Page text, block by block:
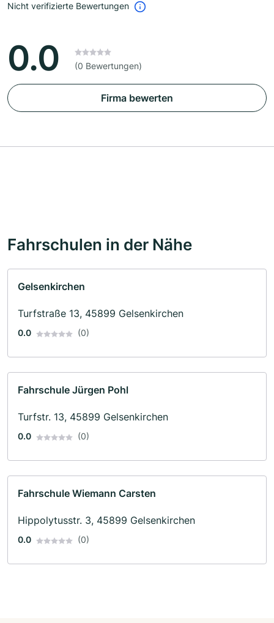
Nicht verifizierte Bewertungen
0.0 (0 Bewertungen)
Firma bewerten
Fahrschulen in der Nähe
Gelsenkirchen
Turfstraße 13, 45899 Gelsenkirchen
0.0 (0)
Fahrschule Jürgen Pohl
Turfstr. 13, 45899 Gelsenkirchen
0.0 (0)
Fahrschule Wiemann Carsten
Hippolytusstr. 3, 45899 Gelsenkirchen
0.0 (0)